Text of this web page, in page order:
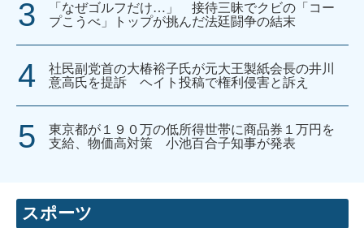
「なぜゴルフだけ…」 接待三昧でクビの「コー
プこうべ」トップが挑んだ法廷闘争の結末
社民副党首の大椿裕子氏が元大王製紙会長の井川
意高氏を提訴 ヘイト投稿で権利侵害と訴え
東京都が１９０万の低所得世帯に商品券１万円を
支給、物価高対策 小池百合子知事が発表
スポーツ